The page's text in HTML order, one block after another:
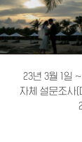
23년 3월 1일
자체 설문조사(